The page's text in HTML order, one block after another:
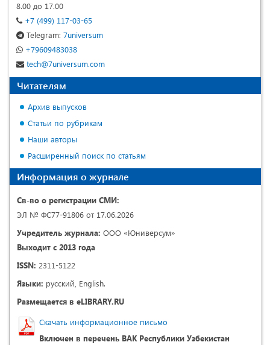
8.00 до 17.00
+7 (499) 117-03-65
Telegram: 7universum
+79609483038
tech@7universum.com
Читателям
Архив выпусков
Статьи по рубрикам
Наши авторы
Расширенный поиск по статьям
Информация о журнале
Св-во о регистрации СМИ:
ЭЛ № ФС77-91806 от 17.06.2026
Учредитель журнала: ООО «Юниверсум»
Выходит с 2013 года
ISSN: 2311-5122
Языки: русский, English.
Размещается в eLIBRARY.RU
Скачать информационное письмо
Включен в перечень ВАК Республики Узбекистан